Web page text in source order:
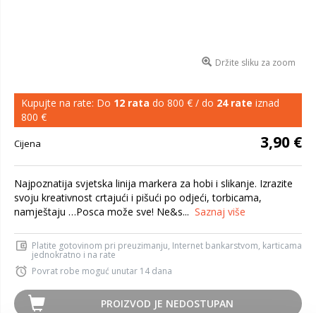
Držite sliku za zoom
Kupujte na rate: Do 12 rata do 800 € / do 24 rate iznad
800 €
Cijena 3,90 €
Najpoznatija svjetska linija markera za hobi i slikanje. Izrazite
svoju kreativnost crtajući i pišući po odjeći, torbicama,
namještaju …Posca može sve! Ne&s... Saznaj više
Platite gotovinom pri preuzimanju, Internet bankarstvom, karticama
jednokratno i na rate
Povrat robe moguć unutar 14 dana
PROIZVOD JE NEDOSTUPAN